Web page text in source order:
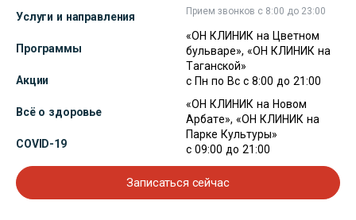
Услуги и направления
Программы
Акции
Всё о здоровье
COVID-19
Прием звонков с 8:00 до 23:00
«ОН КЛИНИК на Цветном
бульваре», «ОН КЛИНИК на
Таганской»
с Пн по Вс с 8:00 до 21:00
«ОН КЛИНИК на Новом
Арбате», «ОН КЛИНИК на
Парке Культуры»
с 09:00 до 21:00
Записаться сейчас